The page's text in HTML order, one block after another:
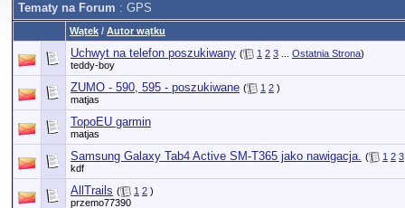
Tematy na Forum : GPS
Wątek / Autor wątku
Uchwyt na telefon poszukiwany ( 1 2 3 Ostatnia Strona)
teddy-boy
ZUMO - 590, 595 - poszukiwane ( 1 2 )
matjas
TopoEU garmin
matjas
Samsung Galaxy Tab4 Active SM-T365 jako nawigacja. ( 1 2 3
kdf
AllTrails ( 1 2 )
przemo77390